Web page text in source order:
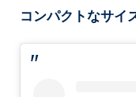
コンパクトなサイ